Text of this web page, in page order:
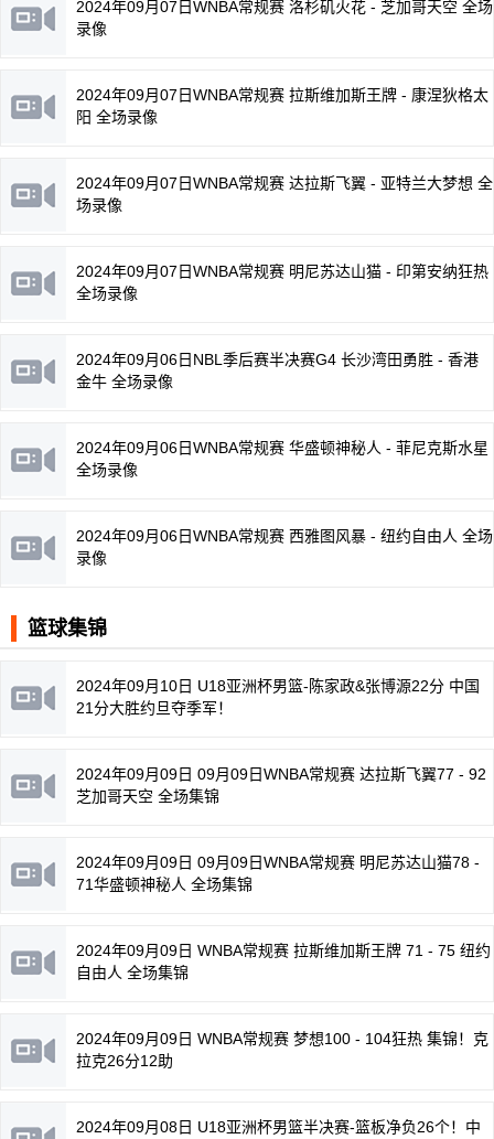
2024年09月07日WNBA常规赛 洛杉矶火花 - 芝加哥天空 全场
录像
2024年09月07日WNBA常规赛 拉斯维加斯王牌 - 康涅狄格太
阳 全场录像
2024年09月07日WNBA常规赛 达拉斯飞翼 - 亚特兰大梦想 全
场录像
2024年09月07日WNBA常规赛 明尼苏达山猫 - 印第安纳狂热
全场录像
2024年09月06日NBL季后赛半决赛G4 长沙湾田勇胜 - 香港
金牛 全场录像
2024年09月06日WNBA常规赛 华盛顿神秘人 - 菲尼克斯水星
全场录像
2024年09月06日WNBA常规赛 西雅图风暴 - 纽约自由人 全场
录像
篮球集锦
2024年09月10日 U18亚洲杯男篮-陈家政&张博源22分 中国
21分大胜约旦夺季军！
2024年09月09日 09月09日WNBA常规赛 达拉斯飞翼77 - 92
芝加哥天空 全场集锦
2024年09月09日 09月09日WNBA常规赛 明尼苏达山猫78 -
71华盛顿神秘人 全场集锦
2024年09月09日 WNBA常规赛 拉斯维加斯王牌 71 - 75 纽约
自由人 全场集锦
2024年09月09日 WNBA常规赛 梦想100 - 104狂热 集锦！克
拉克26分12助
2024年09月08日 U18亚洲杯男篮半决赛-篮板净负26个！中